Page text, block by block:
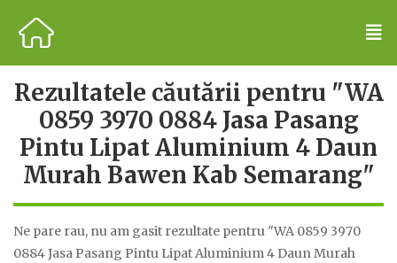
Rezultatele căutării pentru "WA
0859 3970 0884 Jasa Pasang
Pintu Lipat Aluminium 4 Daun
Murah Bawen Kab Semarang"
Ne pare rau, nu am gasit rezultate pentru "WA 0859 3970
0884 Jasa Pasang Pintu Lipat Aluminium 4 Daun Murah